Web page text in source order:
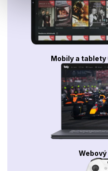
Mobily a tablety